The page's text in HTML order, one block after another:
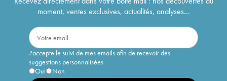
moment, ventes exclusives, actualités, analyses...
J'accepte le suivi de mes emails afin de recevoir des
suggestions personnalisées
Oui
Non